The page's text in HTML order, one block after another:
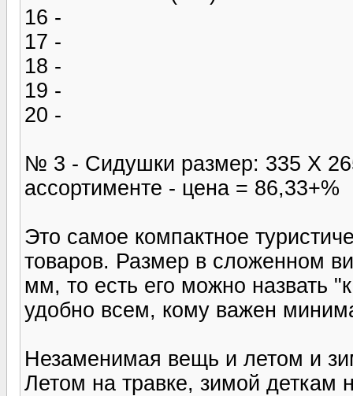
16 -
17 -
18 -
19 -
20 -
№ 3 - Сидушки размер: 335 Х
ассортименте - цена = 86,33+%
Это самое компактное
товаров. Размер в сложенном
мм, то есть его можно назвать
удобно всем, кому важен
Незаменимая вещь и летом и
Летом на травке, зимой деткам